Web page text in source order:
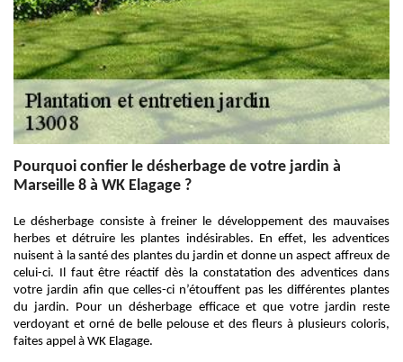
Pourquoi confier le désherbage de votre jardin à
Marseille 8 à WK Elagage ?
Le désherbage consiste à freiner le développement des mauvaises
herbes et détruire les plantes indésirables. En effet, les adventices
nuisent à la santé des plantes du jardin et donne un aspect affreux de
celui-ci. Il faut être réactif dès la constatation des adventices dans
votre jardin afin que celles-ci n’étouffent pas les différentes plantes
du jardin. Pour un désherbage efficace et que votre jardin reste
verdoyant et orné de belle pelouse et des fleurs à plusieurs coloris,
faites appel à WK Elagage.